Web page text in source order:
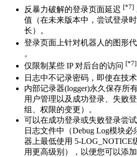
反暴力破解的登录页面延迟 [*7]
值（在未来版本中，尝试登录
长）。
登录页面上针对机器人的图形
。
仅限制某些 IP 对后台的访问 [*7]
日志中不记录密码，即使在技
内部记录器(logger)永久保存所
用户管理以及成功登录、失败
组、权限的变更）。
可以在成功登录或失败登录尝
日志文件中（Debug Log模块
器上最低使用 5-LOG_NOTICE
用更高级别），以便您可以添